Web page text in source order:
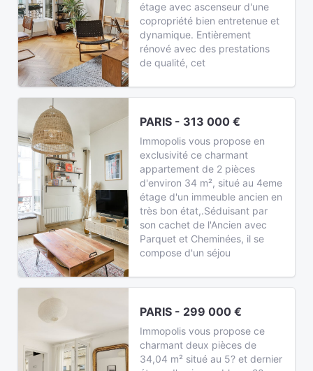
étage avec ascenseur d'une
copropriété bien entretenue et
dynamique. Entièrement
rénové avec des prestations
de qualité, cet
PARIS - 313 000 €
Immopolis vous propose en
exclusivité ce charmant
appartement de 2 pièces
d'environ 34 m², situé au 4eme
étage d'un immeuble ancien en
très bon état,.Séduisant par
son cachet de l'Ancien avec
Parquet et Cheminées, il se
compose d'un séjou
PARIS - 299 000 €
Immopolis vous propose ce
charmant deux pièces de
34,04 m² situé au 5? et dernier